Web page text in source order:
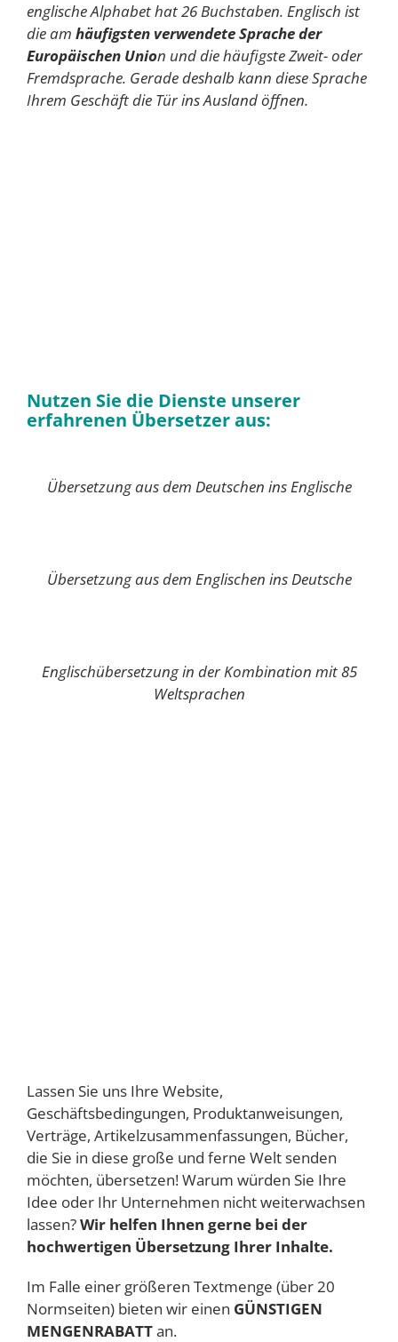
englische Alphabet hat 26 Buchstaben. Englisch ist
die am häufigsten verwendete Sprache der
Europäischen Union und die häufigste Zweit- oder
Fremdsprache. Gerade deshalb kann diese Sprache
Ihrem Geschäft die Tür ins Ausland öffnen.
Nutzen Sie die Dienste unserer
erfahrenen Übersetzer aus:
Übersetzung aus dem Deutschen ins Englische
Übersetzung aus dem Englischen ins Deutsche
Englischübersetzung in der Kombination mit 85
Weltsprachen
Lassen Sie uns Ihre Website,
Geschäftsbedingungen, Produktanweisungen,
Verträge, Artikelzusammenfassungen, Bücher,
die Sie in diese große und ferne Welt senden
möchten, übersetzen! Warum würden Sie Ihre
Idee oder Ihr Unternehmen nicht weiterwachsen
lassen?Wir helfen Ihnen gerne bei der
hochwertigen Übersetzung Ihrer Inhalte.
Im Falle einer größeren Textmenge (über 20
Normseiten) bieten wir einen GÜNSTIGEN
MENGENRABATTan.